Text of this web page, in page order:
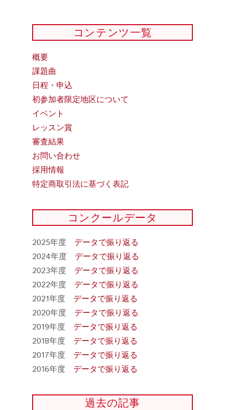
コンテンツ一覧
概要
課題曲
日程・申込
初参加者限定地区について
イベント
レッスン賞
審査結果
お問い合わせ
採用情報
特定商取引法に基づく表記
コンクールデータ
2025年度 データで振り返る
2024年度 データで振り返る
2023年度 データで振り返る
2022年度 データで振り返る
2021年度 データで振り返る
2020年度 データで振り返る
2019年度 データで振り返る
2018年度 データで振り返る
2017年度 データで振り返る
2016年度 データで振り返る
過去の記事